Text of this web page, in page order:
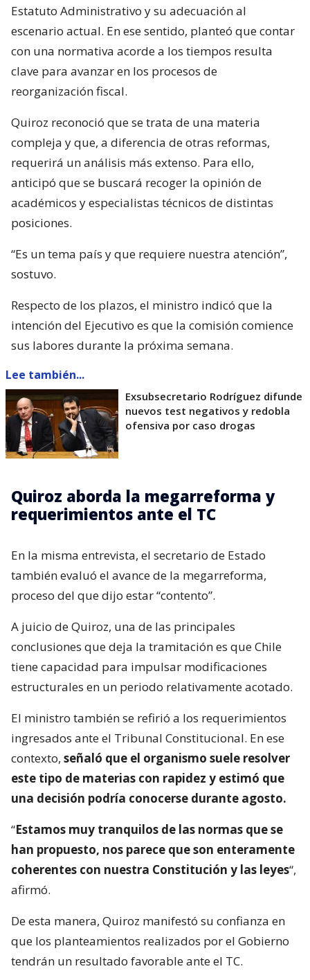
Estatuto Administrativo y su adecuación al
escenario actual. En ese sentido, planteó que contar
con una normativa acorde a los tiempos resulta
clave para avanzar en los procesos de
reorganización fiscal.
Quiroz reconoció que se trata de una materia
compleja y que, a diferencia de otras reformas,
requerirá un análisis más extenso. Para ello,
anticipó que se buscará recoger la opinión de
académicos y especialistas técnicos de distintas
posiciones.
“Es un tema país y que requiere nuestra atención”,
sostuvo.
Respecto de los plazos, el ministro indicó que la
intención del Ejecutivo es que la comisión comience
sus labores durante la próxima semana.
Lee también...
Exsubsecretario Rodríguez difunde
nuevos test negativos y redobla
ofensiva por caso drogas
Quiroz aborda la megarreforma y
requerimientos ante el TC
En la misma entrevista, el secretario de Estado
también evaluó el avance de la megarreforma,
proceso del que dijo estar “contento”.
A juicio de Quiroz, una de las principales
conclusiones que deja la tramitación es que Chile
tiene capacidad para impulsar modificaciones
estructurales en un periodo relativamente acotado.
El ministro también se refirió a los requerimientos
ingresados ante el Tribunal Constitucional. En ese
contexto, señaló que el organismo suele resolver
este tipo de materias con rapidez y estimó que
una decisión podría conocerse durante agosto.
“Estamos muy tranquilos de las normas que se
han propuesto, nos parece que son enteramente
coherentes con nuestra Constitución y las leyes“,
afirmó.
De esta manera, Quiroz manifestó su confianza en
que los planteamientos realizados por el Gobierno
tendrán un resultado favorable ante el TC.